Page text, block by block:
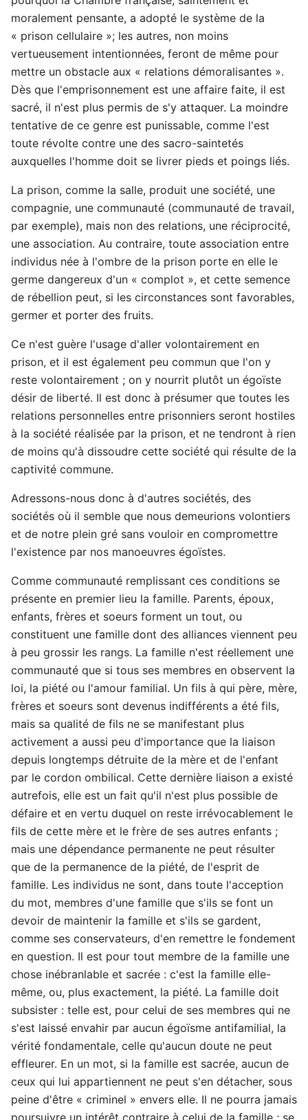
moralement pensante, a adopté le système de la
« prison cellulaire »; les autres, non moins
vertueusement intentionnées, feront de même pour
mettre un obstacle aux « relations démoralisantes ».
Dès que l'emprisonnement est une affaire faite, il est
sacré, il n'est plus permis de s'y attaquer. La moindre
tentative de ce genre est punissable, comme l'est
toute révolte contre une des sacro-saintetés
auxquelles l'homme doit se livrer pieds et poings liés.
La prison, comme la salle, produit une société, une
compagnie, une communauté (communauté de travail,
par exemple), mais non des relations, une réciprocité,
une association. Au contraire, toute association entre
individus née à l'ombre de la prison porte en elle le
germe dangereux d'un « complot », et cette semence
de rébellion peut, si les circonstances sont favorables,
germer et porter des fruits.
Ce n'est guère l'usage d'aller volontairement en
prison, et il est également peu commun que l'on y
reste volontairement ; on y nourrit plutôt un égoïste
désir de liberté. Il est donc à présumer que toutes les
relations personnelles entre prisonniers seront hostiles
à la société réalisée par la prison, et ne tendront à rien
de moins qu'à dissoudre cette société qui résulte de la
captivité commune.
Adressons-nous donc à d'autres sociétés, des
sociétés où il semble que nous demeurions volontiers
et de notre plein gré sans vouloir en compromettre
l'existence par nos manoeuvres égoïstes.
Comme communauté remplissant ces conditions se
présente en premier lieu la famille. Parents, époux,
enfants, frères et soeurs forment un tout, ou
constituent une famille dont des alliances viennent peu
à peu grossir les rangs. La famille n'est réellement une
communauté que si tous ses membres en observent la
loi, la piété ou l'amour familial. Un fils à qui père, mère,
frères et soeurs sont devenus indifférents a été fils,
mais sa qualité de fils ne se manifestant plus
activement a aussi peu d'importance que la liaison
depuis longtemps détruite de la mère et de l'enfant
par le cordon ombilical. Cette dernière liaison a existé
autrefois, elle est un fait qu'il n'est plus possible de
défaire et en vertu duquel on reste irrévocablement le
fils de cette mère et le frère de ses autres enfants ;
mais une dépendance permanente ne peut résulter
que de la permanence de la piété, de l'esprit de
famille. Les individus ne sont, dans toute l'acception
du mot, membres d'une famille que s'ils se font un
devoir de maintenir la famille et s'ils se gardent,
comme ses conservateurs, d'en remettre le fondement
en question. Il est pour tout membre de la famille une
chose inébranlable et sacrée : c'est la famille elle-
même, ou, plus exactement, la piété. La famille doit
subsister : telle est, pour celui de ses membres qui ne
s'est laissé envahir par aucun égoïsme antifamilial, la
vérité fondamentale, celle qu'aucun doute ne peut
effleurer. En un mot, si la famille est sacrée, aucun de
ceux qui lui appartiennent ne peut s'en détacher, sous
peine d'être « criminel » envers elle. Il ne pourra jamais
poursuivre un intérêt contraire à celui de la famille ; se